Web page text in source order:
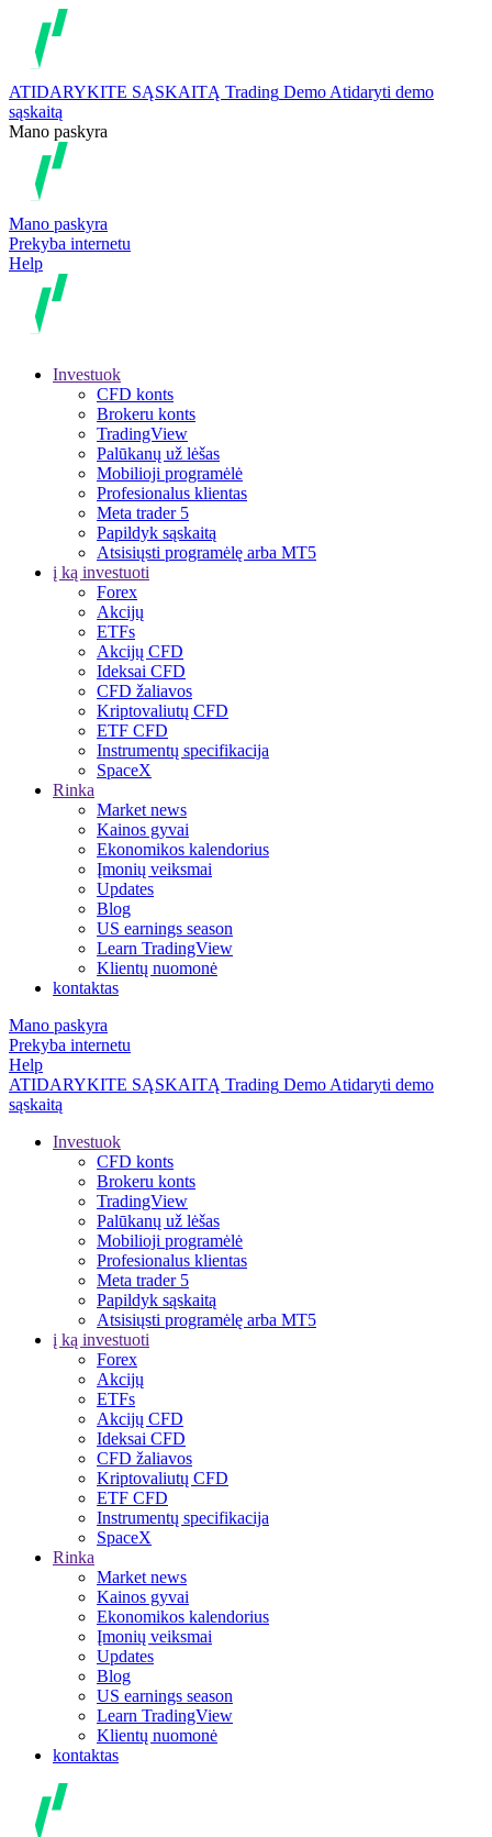
ATIDARYKITE SĄSKAITĄ Trading Demo Atidaryti demo
sąskaitą
Mano paskyra
Mano paskyra
Prekyba internetu
Help
Investuok
CFD konts
Brokeru konts
TradingView
Palūkanų už lėšas
Mobilioji programėlė
Profesionalus klientas
Meta trader 5
Papildyk sąskaitą
Atsisiųsti programėlę arba MT5
į ką investuoti
Forex
Akcijų
ETFs
Akcijų CFD
Ideksai CFD
CFD žaliavos
Kriptovaliutų CFD
ETF CFD
Instrumentų specifikacija
SpaceX
Rinka
Market news
Kainos gyvai
Ekonomikos kalendorius
Įmonių veiksmai
Updates
Blog
US earnings season
Learn TradingView
Klientų nuomonė
kontaktas
Mano paskyra
Prekyba internetu
Help
ATIDARYKITE SĄSKAITĄ Trading Demo Atidaryti demo
sąskaitą
Investuok
CFD konts
Brokeru konts
TradingView
Palūkanų už lėšas
Mobilioji programėlė
Profesionalus klientas
Meta trader 5
Papildyk sąskaitą
Atsisiųsti programėlę arba MT5
į ką investuoti
Forex
Akcijų
ETFs
Akcijų CFD
Ideksai CFD
CFD žaliavos
Kriptovaliutų CFD
ETF CFD
Instrumentų specifikacija
SpaceX
Rinka
Market news
Kainos gyvai
Ekonomikos kalendorius
Įmonių veiksmai
Updates
Blog
US earnings season
Learn TradingView
Klientų nuomonė
kontaktas